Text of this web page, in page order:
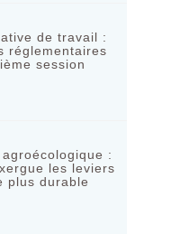
de travail :
réglementaires
session
:
les leviers
plus durable